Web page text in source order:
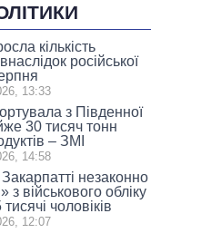
кількість
російської
13:33
з Південної
30 тисяч тонн
– ЗМІ
14:58
незаконно
з військового обліку
чоловіків
12:07